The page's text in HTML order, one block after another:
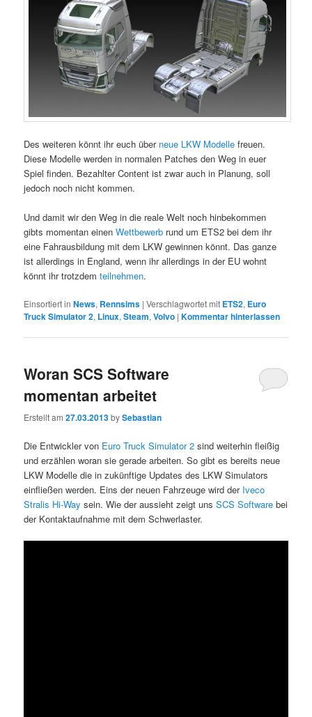
Des weiteren könnt ihr euch über neue LKW Modelle freuen.
Diese Modelle werden in normalen Patches den Weg in euer
Spiel finden. Bezahlter Content ist zwar auch in Planung, soll
jedoch noch nicht kommen.
Und damit wir den Weg in die reale Welt noch hinbekommen
gibts momentan einenWettbewerb rund um ETS2 bei dem ihr
eine Fahrausbildung mit dem LKW gewinnen könnt. Das ganze
ist allerdings in England, wenn ihr allerdings in der EU wohnt
könnt ihr trotzdemteilnehmen.
Einsortiert in News, Rennsims |Verschlagwortet mit ETS2, Euro
Truck Simulator 2, Linux,Steam,Volvo |Kommentar hinterlassen
Woran SCS Software
momentan arbeitet
Erstellt am27.03.2013bySebastian
Die Entwickler von Euro Truck Simulator 2 sind weiterhin fleißig
und erzählen woran sie gerade arbeiten. So gibt es bereits neue
LKW Modelle die in zukünftige Updates des LKW Simulators
einfließen werden. Eins der neuen Fahrzeuge wird der Iveco
Stralis Hi-Way sein. Wie der aussieht zeigt unsSCS Software bei
der Kontaktaufnahme mit dem Schwerlaster.